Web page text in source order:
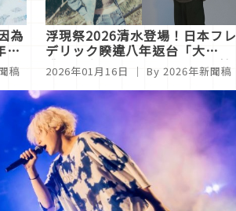
為
5
稿
浮現祭2026清水登場！日本フレ
デリック睽違八年返台「大
跳」，音羽、すりぃ、REJAY輪
番上陣
2026年01月16日 ｜ By 2026年新聞稿